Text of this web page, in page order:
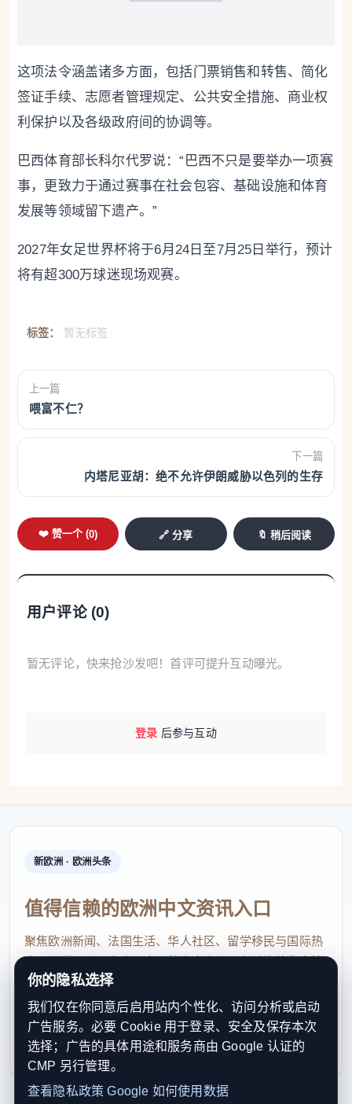
这项法令涵盖诸多方面，包括门票销售和转售、简化
签证手续、志愿者管理规定、公共安全措施、商业权
利保护以及各级政府间的协调等。
巴西体育部长科尔代罗说：“巴西不只是要举办一项赛
事，更致力于通过赛事在社会包容、基础设施和体育
发展等领域留下遗产。”
2027年女足世界杯将于6月24日至7月25日举行，预计
将有超300万球迷现场观赛。
标签： 暂无标签
上一篇
喂富不仁？
下一篇
内塔尼亚胡：绝不允许伊朗威胁以色列的生存
❤️ 赞一个 (0) 🔗 分享 🔖 稍后阅读
用户评论 (0)
暂无评论，快来抢沙发吧！首评可提升互动曝光。
登录 后参与互动
新欧洲 · 欧洲头条
值得信赖的欧洲中文资讯入口
聚焦欧洲新闻、法国生活、华人社区、留学移民与国际热
点，提供及时、真实、实用的中文资讯，帮助海外华人快
速了解欧洲动态。
contact@xinouzhou.com
服务支持、版权与合作：工作日优先处理站务、投稿与权
利通知
你的隐私选择
我们仅在你同意后启用站内个性化、访问分析或启动
广告服务。必要 Cookie 用于登录、安全及保存本次
选择；广告的具体用途和服务商由 Google 认证的
CMP 另行管理。
查看隐私政策 Google 如何使用数据